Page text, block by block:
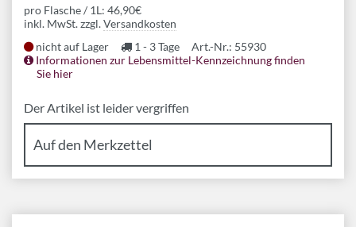
pro Flasche / 1L: 46,90€
inkl. MwSt. zzgl.Versandkosten
nicht auf Lager
1 - 3 Tage
Art.-Nr.: 55930
Informationen zur Lebensmittel-Kennzeichnung finden
Sie hier
Der Artikel ist leider vergriffen